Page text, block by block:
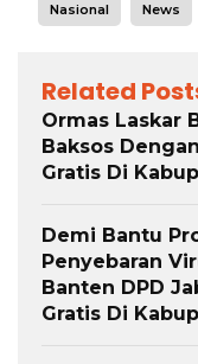
Nasional News
Related
Ormas Laskar
Baksos
Gratis Di
Demi Bantu
Penyebaran
Banten DPD
Gratis Di